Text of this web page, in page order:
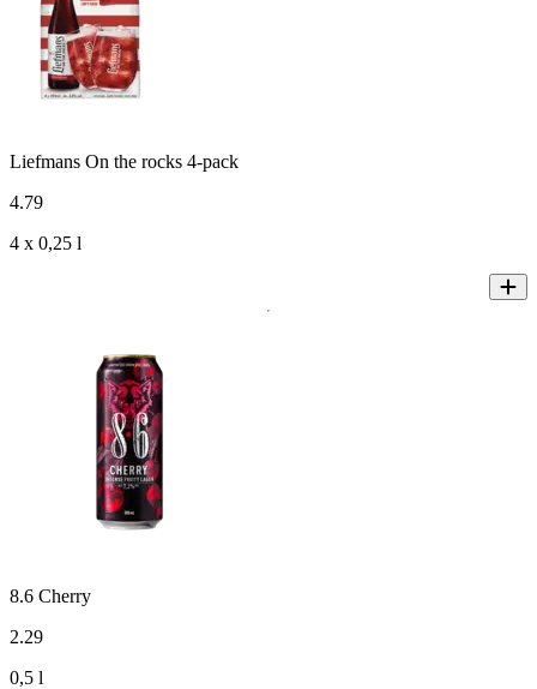
Liefmans On the rocks 4-pack
4.79
4 x 0,25 l
8.6 Cherry
2.29
0,5 l